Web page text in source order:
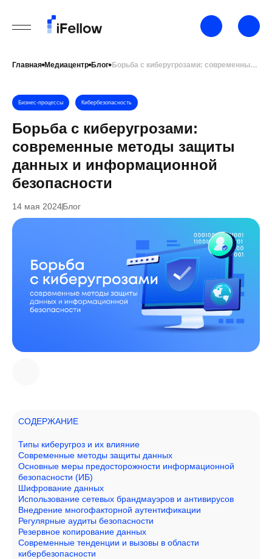
Главная Медиацентр Блог Борьба с киберугрозами: современные методы защиты данных и информационной безопасности
Борьба с киберугрозами:
современные методы защиты
данных и информационной
безопасности
Бизнес-процессы Кибербезопасность
14 мая 2024Блог
СОДЕРЖАНИЕ
Типы киберугроз и их влияние
Современные методы защиты данных
Основные меры предосторожности информационной
безопасности (ИБ)
Шифрование данных
Использование сетевых брандмауэров и антивирусов
Внедрение многофакторной аутентификации
Регулярные аудиты безопасности
Резервное копирование данных
Современные тенденции и вызовы в области
кибербезопасности